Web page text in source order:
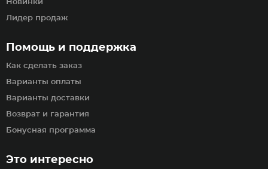
Помощь и поддержка
Как сделать заказ
Варианты оплаты
Варианты доставки
Возврат и гарантия
Бонусная программа
Новинки
Лидер продаж
Это интересно